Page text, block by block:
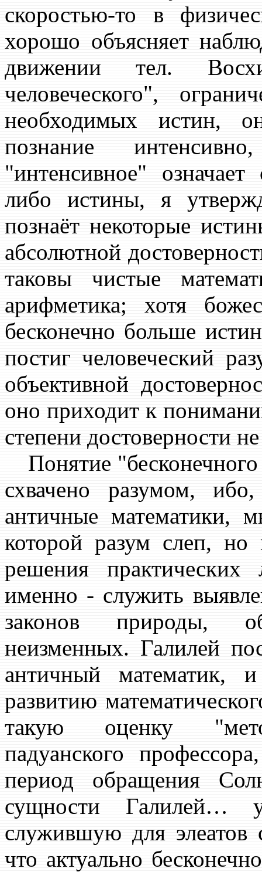
скоростью-то в
хорошо объясняет
движении тел.
человеческого",
необходимых истин,
познание
"интенсивное"
либо истины, я
познаёт некоторые
абсолютной
таковы чистые
арифметика; хотя
бесконечно больше
постиг человеческий
объективной
оно приходит к
степени достоверности
Понятие
схвачено разумом,
античные математики,
которой разум слеп,
решения практических
именно - служить
законов природы,
неизменных. Галилей
античный математик,
развитию
такую оценку
падуанского
период обращения
сущности Галилей…
служившую для элеатов
что актуально